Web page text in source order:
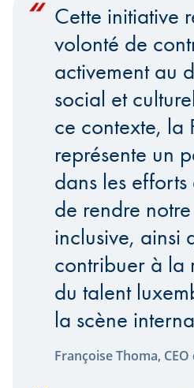
Cette initiative
volonté de
activement au
social et
ce contexte, la
représente un
dans les
de rendre
inclusive, ainsi
contribuer à la
du talent
la scène
Françoise Thoma,